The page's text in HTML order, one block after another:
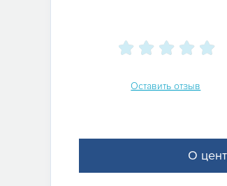
Оставить отзыв
О